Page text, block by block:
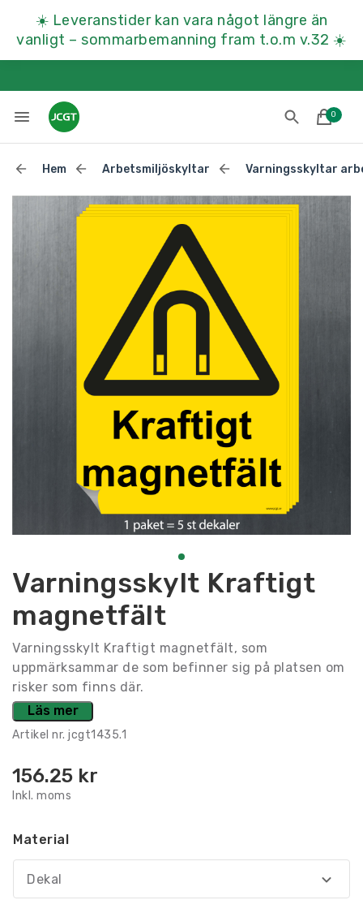
☀️ Leveranstider kan vara något längre än
vanligt – sommarbemanning fram t.o.m v.32 ☀️
0
Till kassan
Hem Arbetsmiljöskyltar Varningsskyltar
Varningsskylt Kraftigt
magnetfält
Varningsskylt Kraftigt magnetfält, som
uppmärksammar de som befinner sig på platsen om
risker som finns där.
Läs mer
Artikel nr. jcgt1435.1
156.25 kr
Inkl. moms
Material
Dekal